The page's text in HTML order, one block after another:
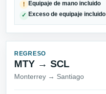
! Equipaje de mano incluido
✓ Exceso de equipaje incluido
REGRESO
MTY → SCL
Monterrey → Santiago